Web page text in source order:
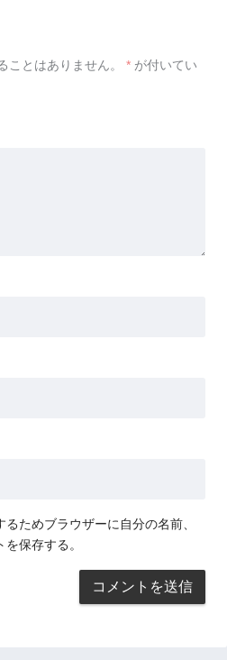
ことはありません。 * が付いてい
ためブラウザーに自分の名前、
保存する。